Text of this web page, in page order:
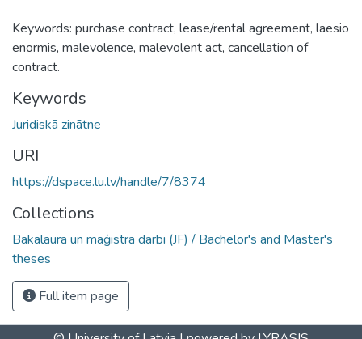
Keywords: purchase contract, lease/rental agreement, laesio
enormis, malevolence, malevolent act, cancellation of
contract.
Keywords
Juridiskā zinātne
URI
https://dspace.lu.lv/handle/7/8374
Collections
Bakalaura un maģistra darbi (JF) / Bachelor's and Master's
theses
Full item page